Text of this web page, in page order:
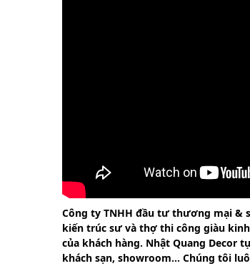
Công ty TNHH đầu tư thương mại &
kiến trúc sư và thợ thi công giàu
của khách hàng. Nhật Quang Decor
khách sạn, showroom... Chúng tôi